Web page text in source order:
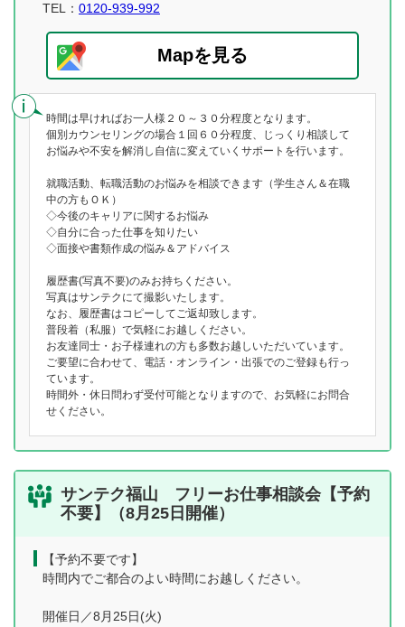
TEL： 0120-939-992
Mapを見る
時間は早ければお一人様２０～３０分程度となります。
個別カウンセリングの場合１回６０分程度、じっくり相談して
お悩みや不安を解消し自信に変えていくサポートを行います。
就職活動、転職活動のお悩みを相談できます（学生さん＆在職
中の方もＯＫ）
◇今後のキャリアに関するお悩み
◇自分に合った仕事を知りたい
◇面接や書類作成の悩み＆アドバイス
履歴書(写真不要)のみお持ちください。
写真はサンテクにて撮影いたします。
なお、履歴書はコピーしてご返却致します。
普段着（私服）で気軽にお越しください。
お友達同士・お子様連れの方も多数お越しいただいています。
ご要望に合わせて、電話・オンライン・出張でのご登録も行っ
ています。
時間外・休日問わず受付可能となりますので、お気軽にお問合
せください。
サンテク福山 フリーお仕事相談会【予約
不要】（8月25日開催）
【予約不要です】
時間内でご都合のよい時間にお越しください。
開催日／8月25日(火)